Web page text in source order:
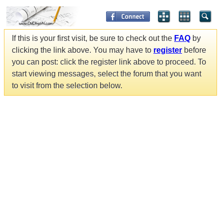
If this is your first visit, be sure to check out the FAQ by
clicking the link above. You may have to register before
you can post: click the register link above to proceed. To
start viewing messages, select the forum that you want
to visit from the selection below.